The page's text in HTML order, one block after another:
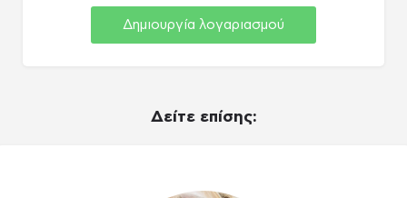
Δημιουργία λογαριασμού
Δείτε επίσης: